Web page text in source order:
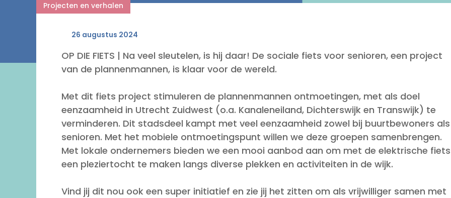
Projecten en verhalen
26 augustus 2024
OP DIE FIETS | Na veel sleutelen, is hij daar! De sociale fiets voor senioren, een project
van de plannenmannen, is klaar voor de wereld.
Met dit fiets project stimuleren de plannenmannen ontmoetingen, met als doel
eenzaamheid in Utrecht Zuidwest (o.a. Kanaleneiland, Dichterswijk en Transwijk) te
verminderen. Dit stadsdeel kampt met veel eenzaamheid zowel bij buurtbewoners als
senioren. Met het mobiele ontmoetingspunt willen we deze groepen samenbrengen.
Met lokale ondernemers bieden we een mooi aanbod aan om met de elektrische fiets
een pleziertocht te maken langs diverse plekken en activiteiten in de wijk.
Vind jij dit nou ook een super initiatief en zie jij het zitten om als vrijwilliger samen met